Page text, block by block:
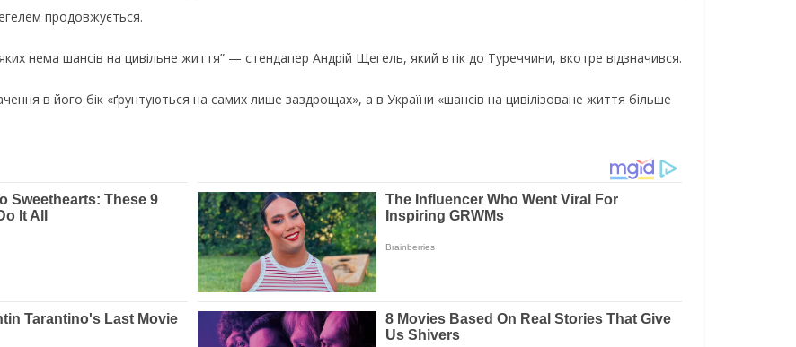
продовжується.
нема шансів на цивільне життя” — стендапер Андрій Щегель, який втік до Туреччини, вкотре відзначився.
в його бік «ґрунтуються на самих лише заздрощах», а в України «шансів на цивілізоване життя більше